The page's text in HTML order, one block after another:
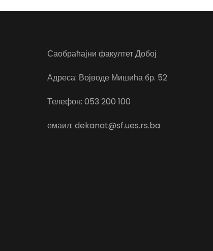
Саобраћајни факултет Добој
Адреса: Војводе Мишића бр. 52
Телефон: 053 200 100
емаил: dekanat@sf.ues.rs.ba